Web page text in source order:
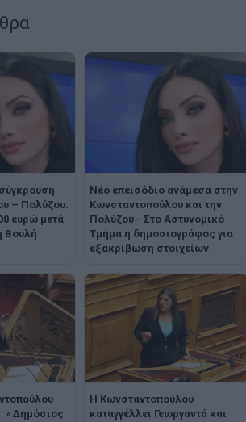
– Πολύζου:
ευρώ μετά
Βουλή
Νέο επεισόδιο ανάμεσα στην
Κωνσταντοπούλου και την
Πολύζου - Στο Αστυνομικό
Τμήμα η δημοσιογράφος για
εξακρίβωση στοιχείων
«Δημόσιος
Η Κωνσταντοπούλου
καταγγέλλει Γεωργαντά και